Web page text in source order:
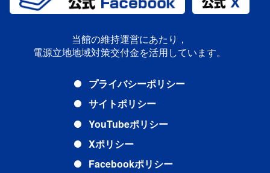
当館の維持運営にあたり，
電源立地地域対策交付金を活用しています。
プライバシーポリシー
サイトポリシー
YouTubeポリシー
Xポリシー
Facebookポリシー